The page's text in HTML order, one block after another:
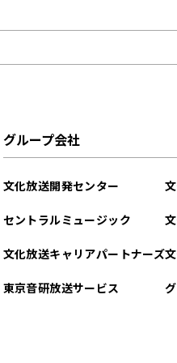
グループ会社
文化放送開発センター
セントラルミュージック
文化放送キャリアパートナーズ
東京音研放送サービス